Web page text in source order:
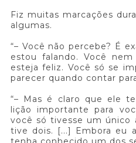
Fiz muitas marcações
algumas.
“– Você não percebe? É
estou falando. Você
esteja feliz. Você só se
parecer quando contar
“– Mas é claro que ele
lição importante para
você só tivesse um único
tive dois. [...] Embora eu